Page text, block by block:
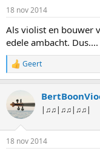
n
e
n
:
18 nov 2014
Als violist en bouwer
edele ambacht. Dus....
W
a
d
e
n
Geert
|♫♫|♫♫|♫♫|
18 nov 2014